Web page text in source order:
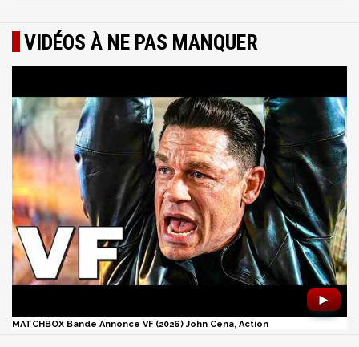
VIDÉOS À NE PAS MANQUER
►
MATCHBOX Bande Annonce VF (2026) John Cena, Action